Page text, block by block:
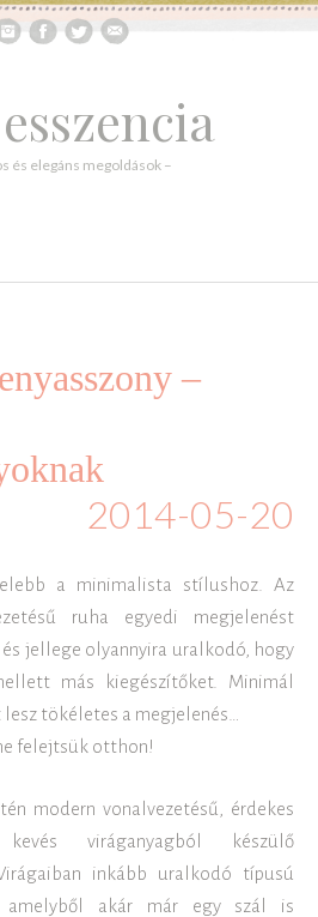
és elegáns megoldások –
–
2014-05-20
a minimalista stílushoz. Az
ruha egyedi megjelenést
jellege olyannyira uralkodó, hogy
más kiegészítőket. Minimál
tökéletes a megjelenés…
felejtsük otthon!
modern vonalvezetésű, érdekes
viráganyagból készülő
inkább uralkodó típusú
amelyből akár már egy szál is